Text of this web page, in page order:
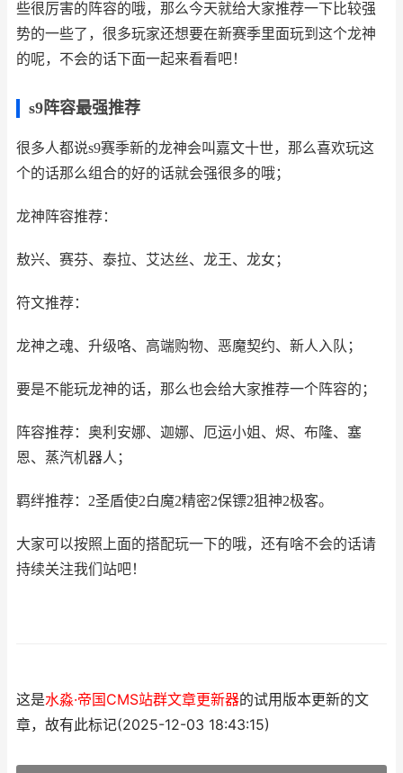
些很厉害的阵容的哦，那么今天就给大家推荐一下比较强
势的一些了，很多玩家还想要在新赛季里面玩到这个龙神
的呢，不会的话下面一起来看看吧！
s9阵容最强推荐
很多人都说s9赛季新的龙神会叫嘉文十世，那么喜欢玩这
个的话那么组合的好的话就会强很多的哦；
龙神阵容推荐：
敖兴、赛芬、泰拉、艾达丝、龙王、龙女；
符文推荐：
龙神之魂、升级咯、高端购物、恶魔契约、新人入队；
要是不能玩龙神的话，那么也会给大家推荐一个阵容的；
阵容推荐：奥利安娜、迦娜、厄运小姐、烬、布隆、塞
恩、蒸汽机器人；
羁绊推荐：2圣盾使2白魔2精密2保镖2狙神2极客。
大家可以按照上面的搭配玩一下的哦，还有啥不会的话请
持续关注我们站吧！
这是水淼·帝国CMS站群文章更新器的试用版本更新的文
章，故有此标记(2025-12-03 18:43:15)